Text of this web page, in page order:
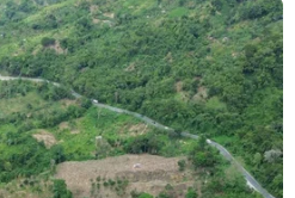
các nhận định của
lao động cơ bản tương
cứu của Cục Nghiên
công bố trước đó.
năng về xu hướng tái